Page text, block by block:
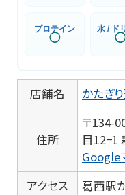
プロテイン
◯
水 / ド
◯
店舗名 かたぎ
住所
〒134-
目12−1
Google
アクセス
葛西駅